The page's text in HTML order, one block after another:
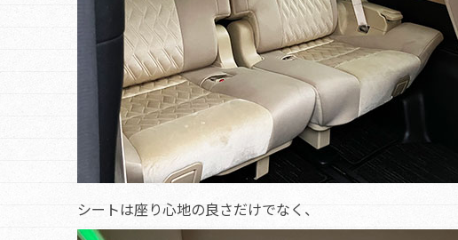
シートは座り心地の良さだけでなく、